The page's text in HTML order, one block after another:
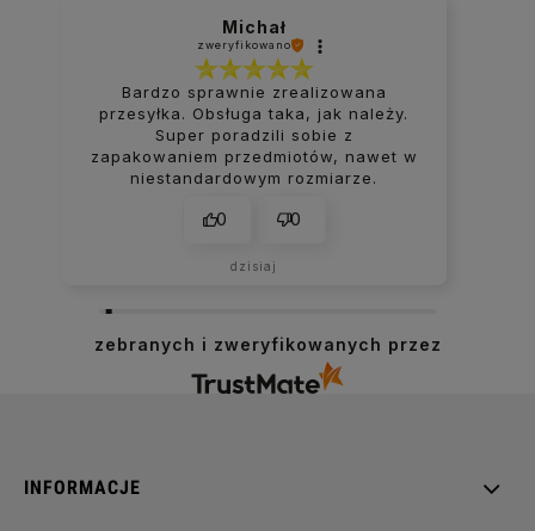
Michał
zweryfikowano
Bardzo sprawnie zrealizowana
przesyłka. Obsługa taka, jak należy.
Super poradzili sobie z
zapakowaniem przedmiotów, nawet w
niestandardowym rozmiarze.
0 0
dzisiaj
zebranych i zweryfikowanych przez
INFORMACJE